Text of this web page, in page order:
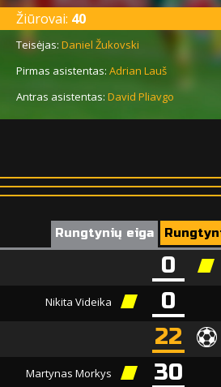
Žiūrovai: 40
Teisėjas: Daniel Žukovski
Pirmas asistentas: Adrian Lauš
Antras asistentas: David Pliavgo
Rungtynių eiga
0
Nikita Videika
0
22
Martynas Morkys 30